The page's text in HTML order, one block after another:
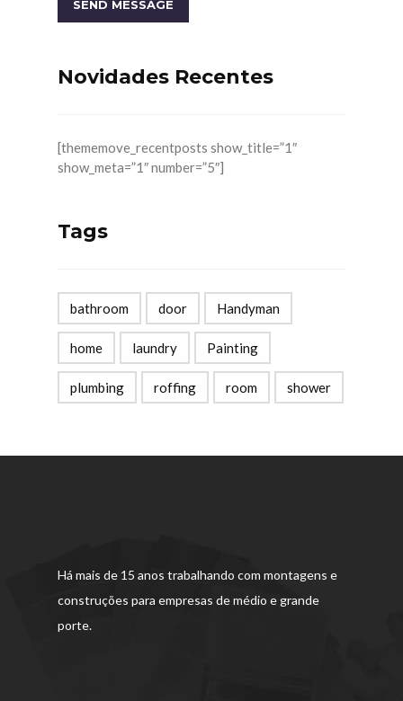
Novidades Recentes
[thememove_recentposts show_title=”1″
show_meta=”1″ number=”5″]
Tags
bathroom door Handyman
home laundry Painting
plumbing roffing room shower
Há mais de 15 anos trabalhando com montagens e
construções para empresas de médio e grande
porte.